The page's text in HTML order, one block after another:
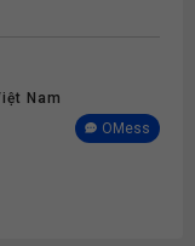
Nam
OMess